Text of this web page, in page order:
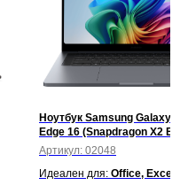
Ноутбук Samsung Galaxy
Edge 16 (Snapdragon X2
ТБ, 3K сенсорный, Win 11)
синий
Артикул: 02048
Идеален для: Office, Excel,